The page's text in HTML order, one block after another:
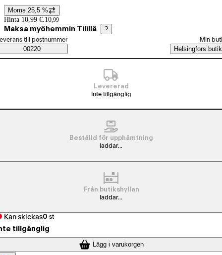
Prisinformation
Moms 25,5 %
Hinta 10,99 €. 10,99
Maksa myöhemmin Tilillä ?
Saatavuustiedot
beställningssätt
till postnummer
00220
Min
Helsingfors butik
Levererad
Inte tillgänglig
Beställd för upphämtning
laddar...
Från butikshyllan
laddar...
Kan skickas0 st
tillgänglig
Lägg i varukorgen